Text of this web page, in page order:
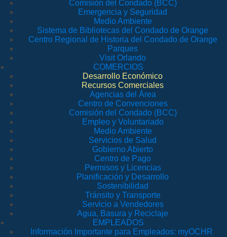
Comisión del Condado (BCC)
Emergencia y Seguridad
Medio Ambiente
Sistema de Bibliotecas del Condado de Orange
Centro Regional de Historia del Condado de Orange
Parques
Visit Orlando
COMERCIOS
Desarrollo Económico
Recursos Comerciales
Agencias del Área
Centro de Convenciones
Comisión del Condado (BCC)
Empleo y Voluntariado
Medio Ambiente
Servicios de Salud
Gobierno Abierto
Centro de Pago
Permisos y Licencias
Planificación y Desarrollo
Sostenibilidad
Tránsito y Transporte
Servicio a Vendedores
Agua, Basura y Reciclaje
EMPLEADOS
Información Importante para Empleados: myOCHR